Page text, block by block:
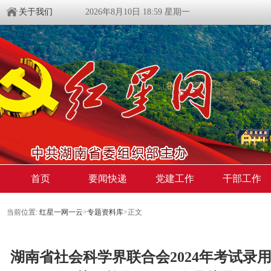
关于我们 2026年8月10日 18:59 星期一
首页 要闻快递 党建工作 干部工作
当前位置: 红星一网一云>专题资料库>正文
湖南省社会科学界联合会2024年考试录